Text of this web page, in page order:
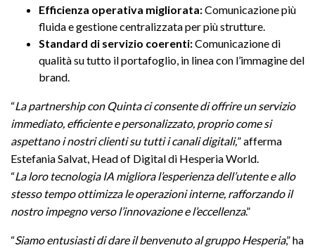
Efficienza operativa migliorata:Comunicazione più
fluida e gestione centralizzata per più strutture.
Standard di servizio coerenti:Comunicazione di
qualità su tutto il portafoglio, in linea con l’immagine del
brand.
“La partnership con Quinta ci consente di offrire un servizio
immediato, efficiente e personalizzato, proprio come si
aspettano i nostri clienti su tutti i canali digitali,” afferma
Estefania Salvat, Head of Digital di Hesperia World.
“La loro tecnologia IA migliora l’esperienza dell’utente e allo
stesso tempo ottimizza le operazioni interne, rafforzando il
nostro impegno verso l’innovazione e l’eccellenza.”
“Siamo entusiasti di dare il benvenuto al gruppo Hesperia,” ha